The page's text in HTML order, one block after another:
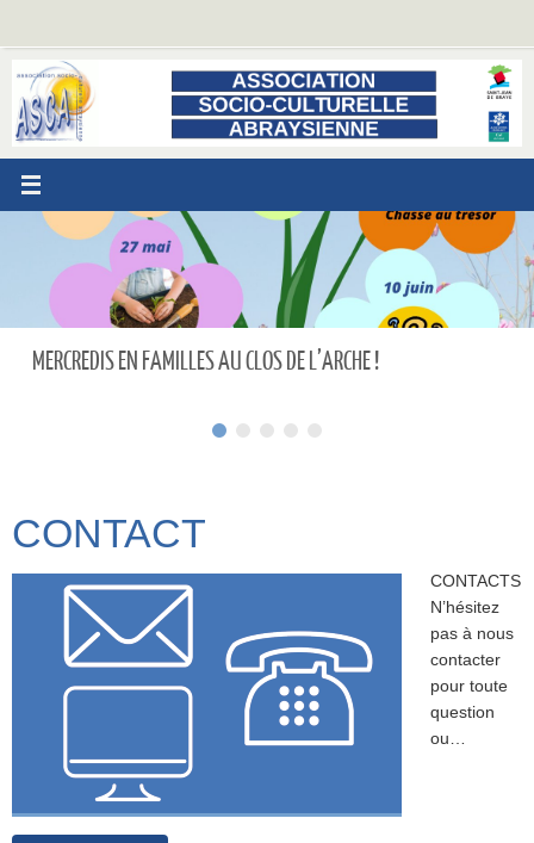
contenu
MERCREDIS EN FAMILLES AU CLOS DE L’ARCHE !
CONTACT
CONTACTS
N’hésitez
pas à nous
contacter
pour toute
question
ou…